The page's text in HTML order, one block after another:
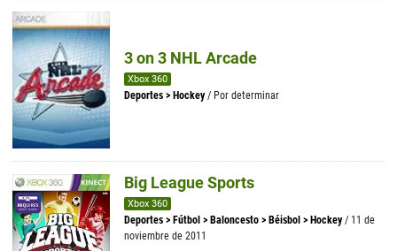
3 on 3 NHL Arcade
Xbox 360
Deportes > Hockey / Por determinar
Big League Sports
Xbox 360
Deportes > Fútbol > Baloncesto > Béisbol > Hockey / 11 de
noviembre de 2011